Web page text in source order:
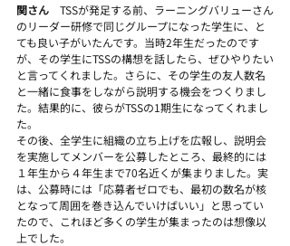
関さん TSSが発足する前、ラーニングバリューさん
のリーダー研修で同じグループになった学生に、と
ても良い子がいたんです。当時2年生だったのです
が、その学生にTSSの構想を話したら、ぜひやりたい
と言ってくれました。さらに、その学生の友人数名
と一緒に食事をしながら説明する機会をつくりまし
た。結果的に、彼らがTSSの1期生になってくれまし
た。
その後、全学生に組織の立ち上げを広報し、説明会
を実施してメンバーを公募したところ、最終的には
１年生から４年生まで70名近くが集まりました。実
は、公募時には「応募者ゼロでも、最初の数名が核
となって周囲を巻き込んでいけばいい」と思ってい
たので、これほど多くの学生が集まったのは想像以
上でした。